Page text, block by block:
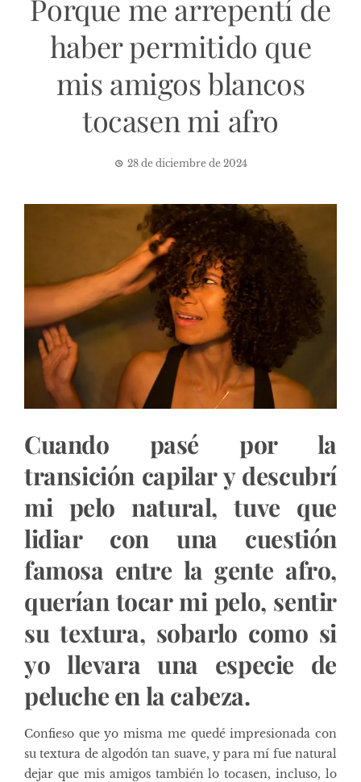
Porque me arrepentí de
haber permitido que
mis amigos blancos
tocasen mi afro
28 de diciembre de 2024
Cuando pasé por la
transición capilar y descubrí
mi pelo natural, tuve que
lidiar con una cuestión
famosa entre la gente afro,
querían tocar mi pelo, sentir
su textura, sobarlo como si
yo llevara una especie de
peluche en la cabeza.
Confieso que yo misma me quedé impresionada con
su textura de algodón tan suave, y para mí fue natural
dejar que mis amigos también lo tocasen, incluso, lo